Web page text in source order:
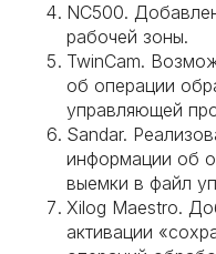
NC500.
рабочей зоны.
TwinCam.
об операции
управляющей
Sandar.
информации об
выемки в файл
Xilog Maestro.
активации